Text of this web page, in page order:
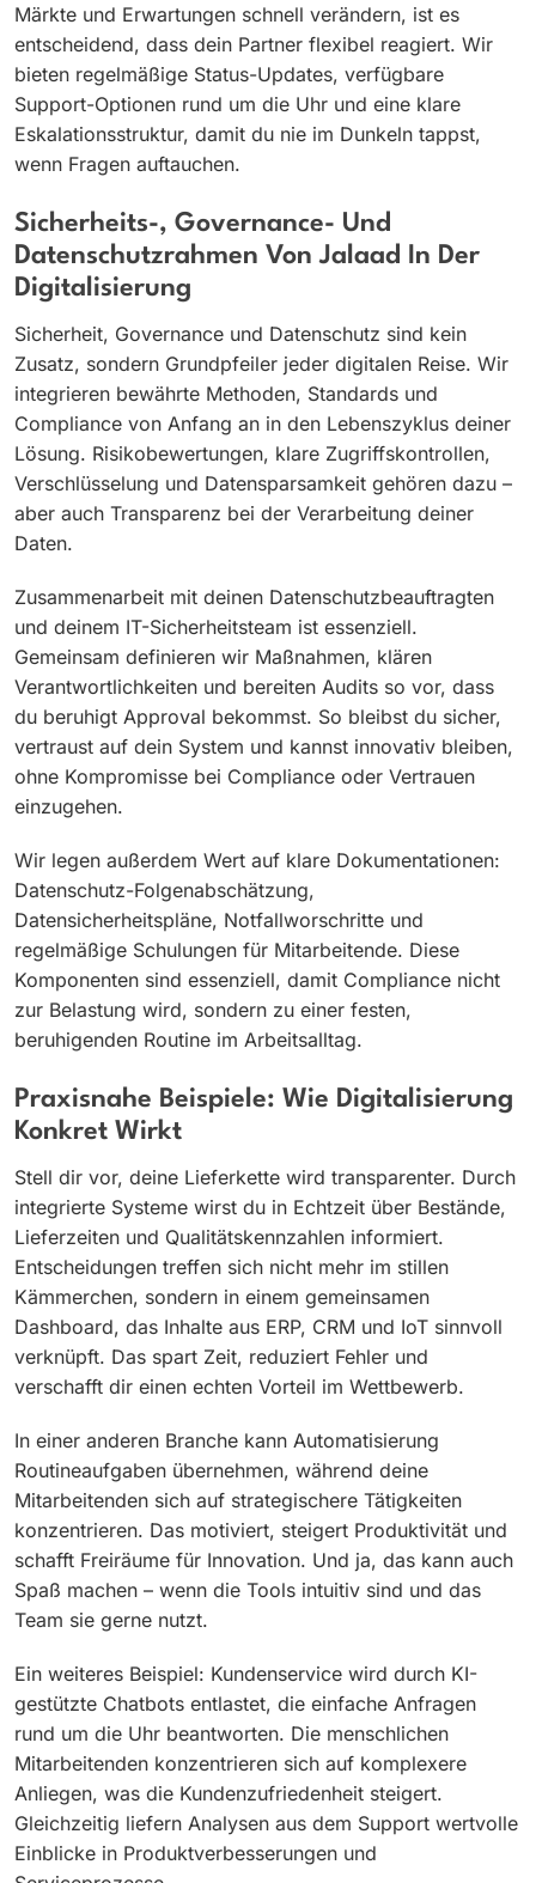
Märkte und Erwartungen schnell verändern, ist es
entscheidend, dass dein Partner flexibel reagiert. Wir
bieten regelmäßige Status-Updates, verfügbare
Support-Optionen rund um die Uhr und eine klare
Eskalationsstruktur, damit du nie im Dunkeln tappst,
wenn Fragen auftauchen.
Sicherheits-, Governance- Und
Datenschutzrahmen Von Jalaad In Der
Digitalisierung
Sicherheit, Governance und Datenschutz sind kein
Zusatz, sondern Grundpfeiler jeder digitalen Reise. Wir
integrieren bewährte Methoden, Standards und
Compliance von Anfang an in den Lebenszyklus deiner
Lösung. Risikobewertungen, klare Zugriffskontrollen,
Verschlüsselung und Datensparsamkeit gehören dazu –
aber auch Transparenz bei der Verarbeitung deiner
Daten.
Zusammenarbeit mit deinen Datenschutzbeauftragten
und deinem IT-Sicherheitsteam ist essenziell.
Gemeinsam definieren wir Maßnahmen, klären
Verantwortlichkeiten und bereiten Audits so vor, dass
du beruhigt Approval bekommst. So bleibst du sicher,
vertraust auf dein System und kannst innovativ bleiben,
ohne Kompromisse bei Compliance oder Vertrauen
einzugehen.
Wir legen außerdem Wert auf klare Dokumentationen:
Datenschutz-Folgenabschätzung,
Datensicherheitspläne, Notfallworschritte und
regelmäßige Schulungen für Mitarbeitende. Diese
Komponenten sind essenziell, damit Compliance nicht
zur Belastung wird, sondern zu einer festen,
beruhigenden Routine im Arbeitsalltag.
Praxisnahe Beispiele: Wie Digitalisierung
Konkret Wirkt
Stell dir vor, deine Lieferkette wird transparenter. Durch
integrierte Systeme wirst du in Echtzeit über Bestände,
Lieferzeiten und Qualitätskennzahlen informiert.
Entscheidungen treffen sich nicht mehr im stillen
Kämmerchen, sondern in einem gemeinsamen
Dashboard, das Inhalte aus ERP, CRM und IoT sinnvoll
verknüpft. Das spart Zeit, reduziert Fehler und
verschafft dir einen echten Vorteil im Wettbewerb.
In einer anderen Branche kann Automatisierung
Routineaufgaben übernehmen, während deine
Mitarbeitenden sich auf strategischere Tätigkeiten
konzentrieren. Das motiviert, steigert Produktivität und
schafft Freiräume für Innovation. Und ja, das kann auch
Spaß machen – wenn die Tools intuitiv sind und das
Team sie gerne nutzt.
Ein weiteres Beispiel: Kundenservice wird durch KI-
gestützte Chatbots entlastet, die einfache Anfragen
rund um die Uhr beantworten. Die menschlichen
Mitarbeitenden konzentrieren sich auf komplexere
Anliegen, was die Kundenzufriedenheit steigert.
Gleichzeitig liefern Analysen aus dem Support wertvolle
Einblicke in Produktverbesserungen und